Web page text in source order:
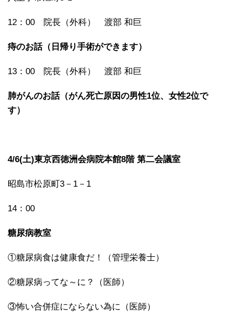
12：00 院長（外科） 渡部 和巨
痔のお話（日帰り手術ができます）
13：00 院長（外科） 渡部 和巨
肺がんのお話（がん死亡原因の男性1位、女性2位で
す）
4/6(土)東京西徳洲会病院本館8階 第二会議室
昭島市松原町3－1－1
14：00
糖尿病教室
①糖尿病食は健康食だ！（管理栄養士）
②糖尿病ってな～に？（医師）
③怖い合併症にならない為に（医師）